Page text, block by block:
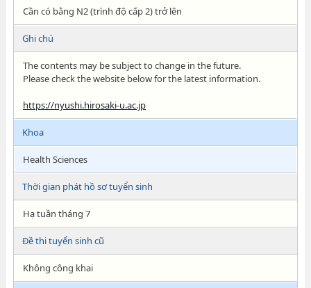
Cần có bằng N2 (trình độ cấp 2) trở lên
Ghi chú
The contents may be subject to change in the future.
Please check the website below for the latest information.
https://nyushi.hirosaki-u.ac.jp
Khoa
Health Sciences
Thời gian phát hồ sơ tuyển sinh
Hạ tuần tháng 7
Đề thi tuyển sinh cũ
Không công khai